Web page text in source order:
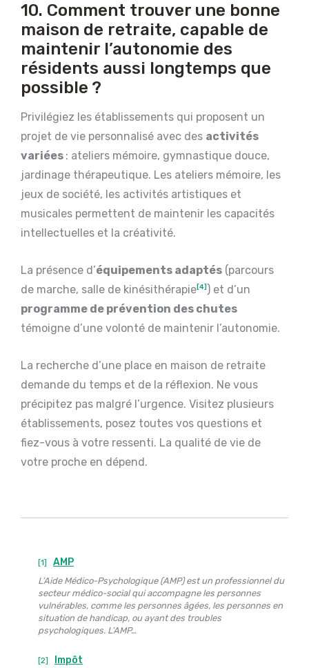
10. Comment trouver une bonne
maison de retraite, capable de
maintenir l’autonomie des
résidents aussi longtemps que
possible ?
Privilégiez les établissements qui proposent un
projet de vie personnalisé avec des activités
variées : ateliers mémoire, gymnastique douce,
jardinage thérapeutique. Les ateliers mémoire, les
jeux de société, les activités artistiques et
musicales permettent de maintenir les capacités
intellectuelles et la créativité.
La présence d’équipements adaptés (parcours
de marche, salle de kinésithérapie [4] ) et d’un
programme de prévention des chutes
témoigne d’une volonté de maintenir l’autonomie.
La recherche d’une place en maison de retraite
demande du temps et de la réflexion. Ne vous
précipitez pas malgré l’urgence. Visitez plusieurs
établissements, posez toutes vos questions et
fiez-vous à votre ressenti. La qualité de vie de
votre proche en dépend.
[1] AMP
L’Aide Médico-Psychologique (AMP) est un professionnel du
secteur médico-social qui accompagne les personnes
vulnérables, comme les personnes âgées, les personnes en
situation de handicap, ou ayant des troubles
psychologiques. L’AMP…
[2] Impôt